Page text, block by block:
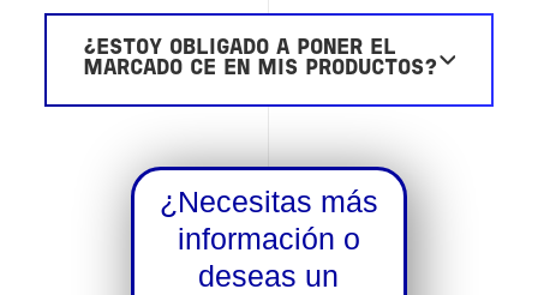
¿ESTOY OBLIGADO A PONER EL
MARCADO CE EN MIS PRODUCTOS?
¿Necesitas más
información o
deseas un